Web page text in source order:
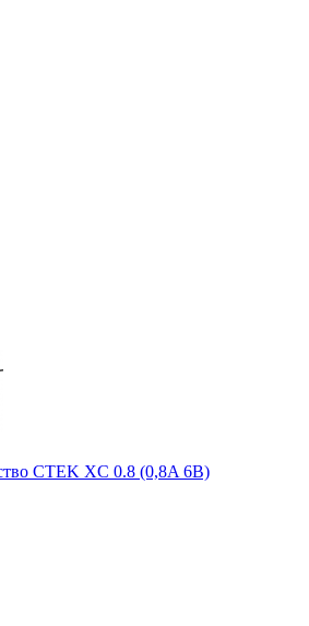
CTEK XC 0.8 (0,8A 6В)